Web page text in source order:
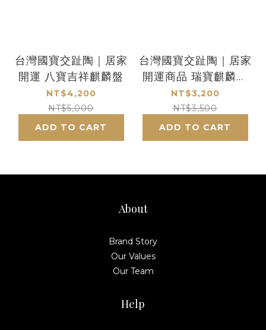
台灣國寶交趾陶｜居家
開運 八寶吉祥麒麟盤
NT$4,200
NT$5,000
ADD TO CART
台灣國寶交趾陶｜居家
開運商品 瑞寶麒麟茶
壺
NT$3,200
NT$3,500
ADD TO CART
About
Brand Story
Our Values
Our Team
Help